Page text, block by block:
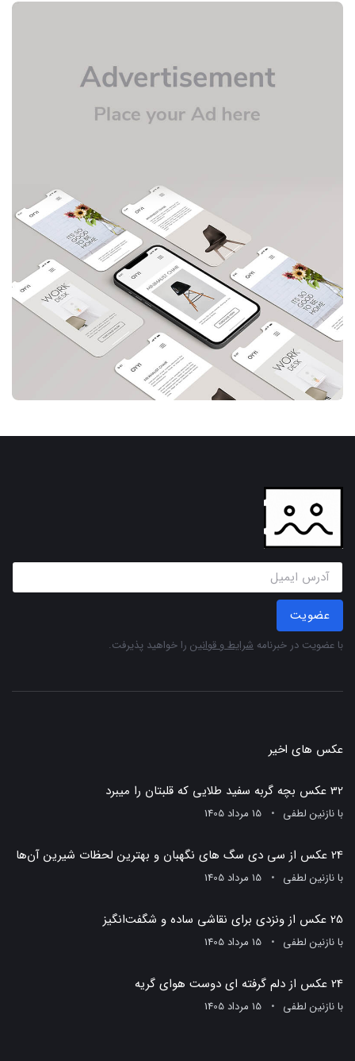
عضویت
با عضویت در خبرنامه شرایط و قوانین را خواهید پذیرفت.
عکس های اخیر
32 عکس بچه گربه سفید طلایی که قلبتان را میبرد
بانازنین لطفی 15 مرداد 1405
24 عکس از سی دی سگ های نگهبان و بهترین لحظات شیرین آن‌ها
بانازنین لطفی 15 مرداد 1405
25 عکس از ونزدی برای نقاشی ساده و شگفت‌انگیز
بانازنین لطفی 15 مرداد 1405
24 عکس از دلم گرفته ای دوست هوای گریه
بانازنین لطفی 15 مرداد 1405